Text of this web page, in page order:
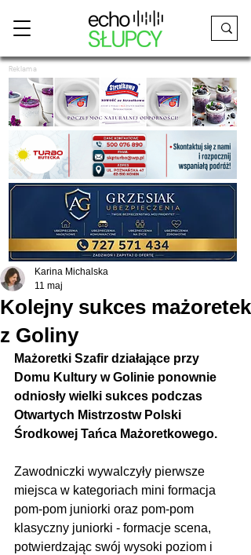
Reklama
Kolejny sukces mażoretek
z Goliny
Karina Michalska
11 maj
Mażoretki Szafir działające przy
Domu Kultury w Golinie ponownie
odniosły wielki sukces podczas
Otwartych Mistrzostw Polski
Środkowej Tańca Mażoretkowego.
Zawodniczki wywalczyły pierwsze
miejsca w kategoriach mini formacja
pom-pom juniorki oraz pom-pom
klasyczny juniorki - formacje scena,
potwierdzając swój wysoki poziom i